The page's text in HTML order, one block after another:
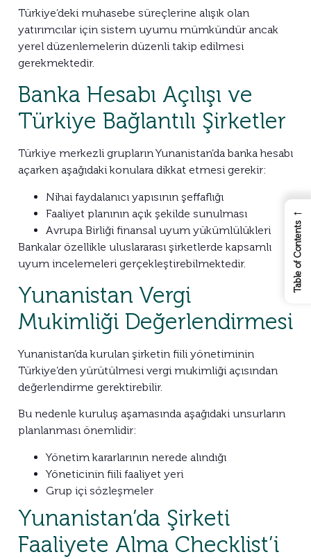
Türkiye’deki muhasebe süreçlerine alışık olan
yatırımcılar için sistem uyumu mümkündür ancak
yerel düzenlemelerin düzenli takip edilmesi
gerekmektedir.
Banka Hesabı Açılışı ve
Türkiye Bağlantılı Şirketler
Türkiye merkezli grupların Yunanistan’da banka hesabı
açarken aşağıdaki konulara dikkat etmesi gerekir:
Nihai faydalanıcı yapısının şeffaflığı
Faaliyet planının açık şekilde sunulması
Avrupa Birliği finansal uyum yükümlülükleri
Bankalar özellikle uluslararası şirketlerde kapsamlı
uyum incelemeleri gerçekleştirebilmektedir.
Yunanistan Vergi
Mukimliği Değerlendirmesi
Yunanistan’da kurulan şirketin fiili yönetiminin
Türkiye’den yürütülmesi vergi mukimliği açısından
değerlendirme gerektirebilir.
Bu nedenle kuruluş aşamasında aşağıdaki unsurların
planlanması önemlidir:
Yönetim kararlarının nerede alındığı
Yöneticinin fiili faaliyet yeri
Grup içi sözleşmeler
Yunanistan’da Şirketi
Faaliyete Alma Checklist’i
←
Table of Contents